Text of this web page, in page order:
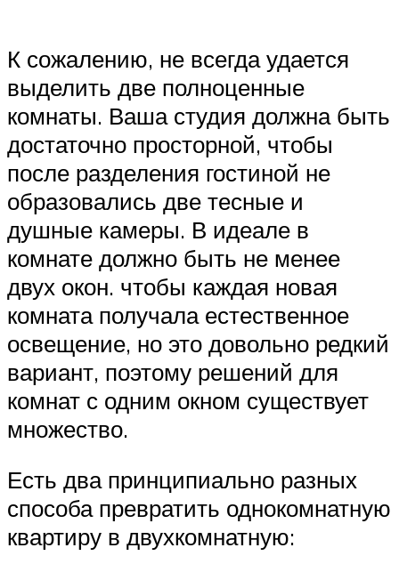
К сожалению, не всегда удается
выделить две полноценные
комнаты. Ваша студия должна быть
достаточно просторной, чтобы
после разделения гостиной не
образовались две тесные и
душные камеры. В идеале в
комнате должно быть не менее
двух окон. чтобы каждая новая
комната получала естественное
освещение, но это довольно редкий
вариант, поэтому решений для
комнат с одним окном существует
множество.
Есть два принципиально разных
способа превратить однокомнатную
квартиру в двухкомнатную: